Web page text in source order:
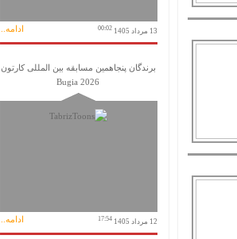
13 مرداد 1405 00:02 ادامه...
برندگان پنجاهمین مسابقه بین المللی کارتون
Bugia 2026
12 مرداد 1405 17:54 ادامه...